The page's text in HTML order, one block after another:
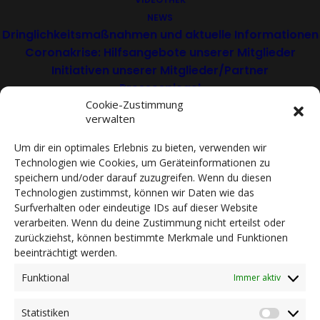
Cookie-Zustimmung
verwalten
Um dir ein optimales Erlebnis zu bieten, verwenden wir
Technologien wie Cookies, um Geräteinformationen zu
speichern und/oder darauf zuzugreifen. Wenn du diesen
Technologien zustimmst, können wir Daten wie das
Surfverhalten oder eindeutige IDs auf dieser Website
verarbeiten. Wenn du deine Zustimmung nicht erteilst oder
zurückziehst, können bestimmte Merkmale und Funktionen
beeinträchtigt werden.
Funktional
Immer aktiv
Statistiken
NEWS
Dringlichkeitsmaßnahmen und aktuelle Informationen
Coronakrise: Hilfsangebote unserer Mitglieder
Initiativen unserer Mitglieder/Partner
Pressespiegel
Newsarchiv
DEUTSCH
ITALIANO
ENGLISH
Im Anhang können Sie den Artikel herunterladen